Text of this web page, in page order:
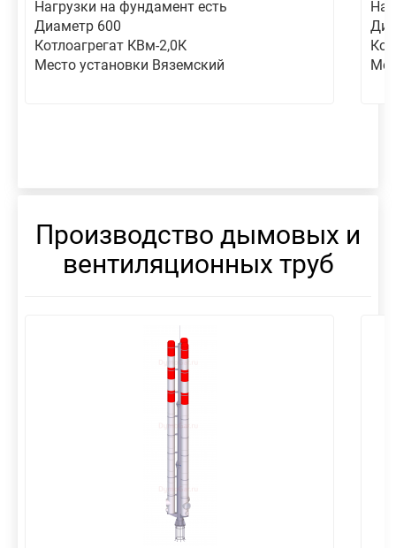
Нагрузки на фундамент есть
Диаметр 600
Котлоагрегат КВм-2,0К
Место установки Вяземский
Производство дымовых и
вентиляционных труб